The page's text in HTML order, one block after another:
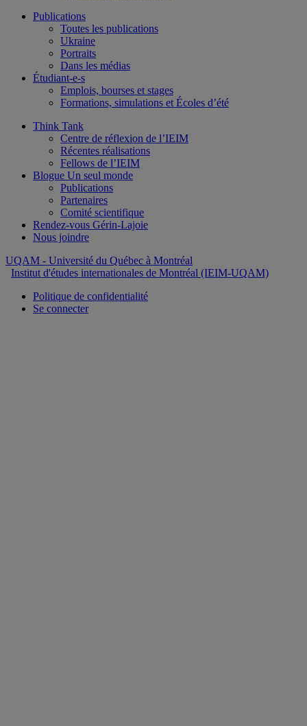
Publications
Toutes les publications
Ukraine
Portraits
Dans les médias
Étudiant-e-s
Emplois, bourses et stages
Formations, simulations et Écoles d’été
Think Tank
Centre de réflexion de l’IEIM
Récentes réalisations
Fellows de l’IEIM
Blogue Un seul monde
Publications
Partenaires
Comité scientifique
Rendez-vous Gérin-Lajoie
Nous joindre
UQAM - Université du Québec à Montréal
Institut d'études internationales de Montréal (IEIM-UQAM)
Politique de confidentialité
Se connecter